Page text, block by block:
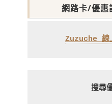
網路卡/優惠
Zuzuche 線
搜尋